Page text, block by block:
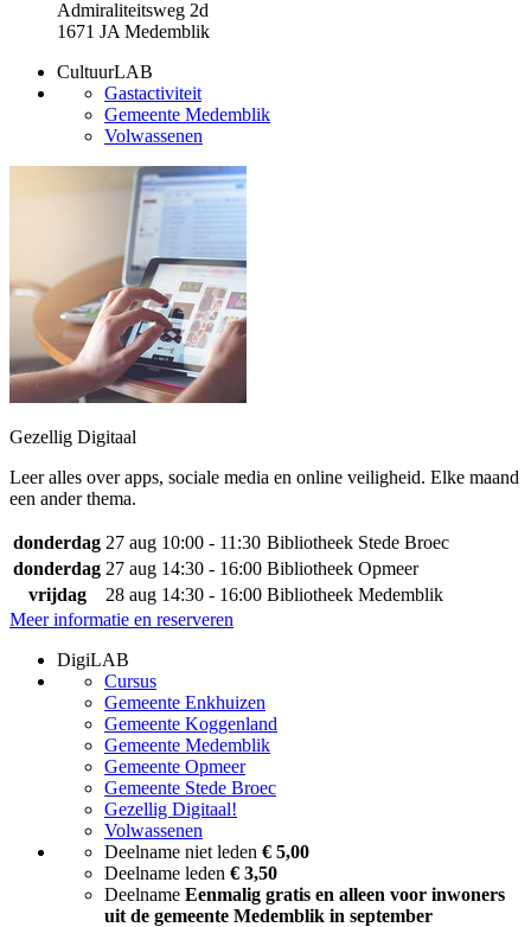
Admiraliteitsweg 2d
1671 JA Medemblik
CultuurLAB
Gastactiviteit
Gemeente Medemblik
Volwassenen
Gezellig Digitaal
Leer alles over apps, sociale media en online veiligheid. Elke maand
een ander thema.
donderdag 27 aug 10:00 - 11:30 Bibliotheek Stede Broec
donderdag 27 aug 14:30 - 16:00 Bibliotheek Opmeer
vrijdag
28 aug 14:30 - 16:00 Bibliotheek Medemblik
Meer informatie en reserveren
DigiLAB
Cursus
Gemeente Enkhuizen
Gemeente Koggenland
Gemeente Medemblik
Gemeente Opmeer
Gemeente Stede Broec
Gezellig Digitaal!
Volwassenen
Deelname niet leden € 5,00
Deelname leden € 3,50
Deelname Eenmalig gratis en alleen voor inwoners
uit de gemeente Medemblik in september